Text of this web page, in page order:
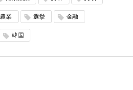
農業 選挙 金融
韓国